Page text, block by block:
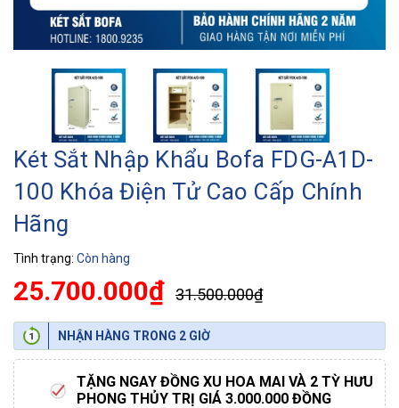
Két Sắt Nhập Khẩu Bofa FDG-A1D-
100 Khóa Điện Tử Cao Cấp Chính
Hãng
Tình trạng: Còn hàng
25.700.000₫ 31.500.000₫
NHẬN HÀNG TRONG 2 GIỜ
TẶNG NGAY ĐỒNG XU HOA MAI VÀ 2 TỲ HƯU
PHONG THỦY TRỊ GIÁ 3.000.000 ĐỒNG